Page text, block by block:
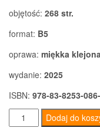
objętość: 268 str.
format: B5
oprawa: miękka klejona
wydanie: 2025
ISBN: 978-83-8253-
ilość
Karta
Dodaj do